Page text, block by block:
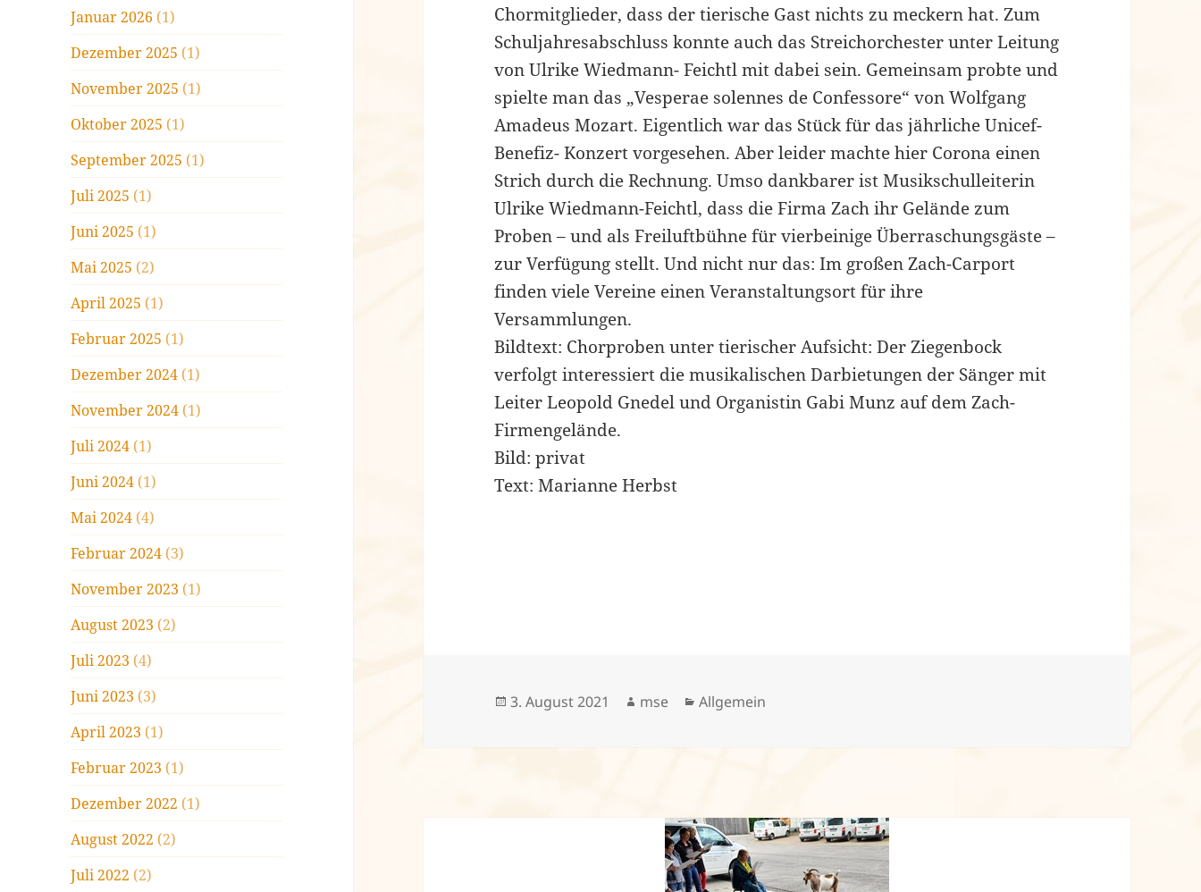
Januar 2026 (1)
Dezember 2025 (1)
November 2025 (1)
Oktober 2025 (1)
September 2025 (1)
Juli 2025 (1)
Juni 2025 (1)
Mai 2025 (2)
April 2025 (1)
Februar 2025 (1)
Dezember 2024 (1)
November 2024 (1)
Juli 2024 (1)
Juni 2024 (1)
Mai 2024 (4)
Februar 2024 (3)
November 2023 (1)
August 2023 (2)
Juli 2023 (4)
Juni 2023 (3)
April 2023 (1)
Februar 2023 (1)
Dezember 2022 (1)
August 2022 (2)
Juli 2022 (2)
Chormitglieder, dass der tierische Gast nichts zu meckern hat. Zum
Schuljahresabschluss konnte auch das Streichorchester unter Leitung
von Ulrike Wiedmann- Feichtl mit dabei sein. Gemeinsam probte und
spielte man das „Vesperae solennes de Confessore“ von Wolfgang
Amadeus Mozart. Eigentlich war das Stück für das jährliche Unicef-
Benefiz- Konzert vorgesehen. Aber leider machte hier Corona einen
Strich durch die Rechnung. Umso dankbarer ist Musikschulleiterin
Ulrike Wiedmann-Feichtl, dass die Firma Zach ihr Gelände zum
Proben – und als Freiluftbühne für vierbeinige Überraschungsgäste –
zur Verfügung stellt. Und nicht nur das: Im großen Zach-Carport
finden viele Vereine einen Veranstaltungsort für ihre
Versammlungen.
Bildtext: Chorproben unter tierischer Aufsicht: Der Ziegenbock
verfolgt interessiert die musikalischen Darbietungen der Sänger mit
Leiter Leopold Gnedel und Organistin Gabi Munz auf dem Zach-
Firmengelände.
Bild: privat
Text: Marianne Herbst
Veröffentlicht
3. August 2021 Autor
mse Kategorien
Allgemein